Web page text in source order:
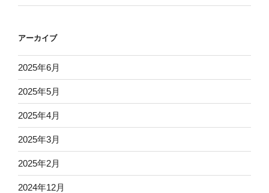
アーカイブ
2025年6月
2025年5月
2025年4月
2025年3月
2025年2月
2024年12月